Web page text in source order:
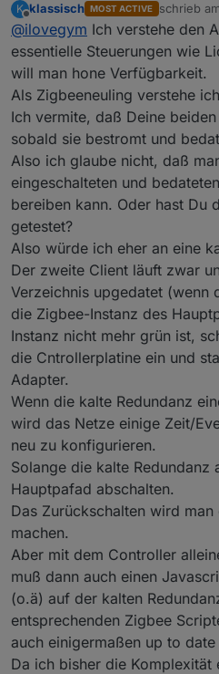
Bei mir
einem
gleiche
dran ).
Mein
Auf
gleich
rüber,
ersten
länger
Instanz
Instanz
Habt ihr
K
Offline
klassisch MOST ACTIVE schrieb
zuletzt
@ilovegym Ich verstehe den
essentielle Steuerungen wie
will man hone Verfügbarkeit.
Als Zigbeeneuling verstehe
Ich vermite, daß Deine
sobald sie bestromt und
Also ich glaube nicht, daß
eingeschalteten und
bereiben kann. Oder hast Du
getestet?
Also würde ich eher an eine
Der zweite Client läuft zwar
Verzeichnis upgedatet (wenn
die Zigbee-Instanz des
Instanz nicht mehr grün ist,
die Cntrollerplatine ein und
Adapter.
Wenn die kalte Redundanz
wird das Netze einige Zeit/
neu zu konfigurieren.
Solange die kalte Redundanz
Hauptpafad abschalten.
Das Zurückschalten wird
machen.
Aber mit dem Controller
muß dann auch einen
(o.ä) auf der kalten
entsprechenden Zigbee
auch einigermaßen up to date
Da ich bisher die Komplexität